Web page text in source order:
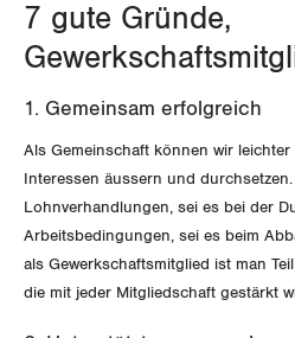
Queer-Kommission
Freiburg
Glarus
7 gute Gründe,
1. Gemeinsam erfolgreich
Als Gemeinschaft können wir
Interessen äussern und
Lohnverhandlungen, sei es bei der
Arbeitsbedingungen, sei es beim
als Gewerkschaftsmitglied ist man
die mit jeder Mitgliedschaft gestärkt